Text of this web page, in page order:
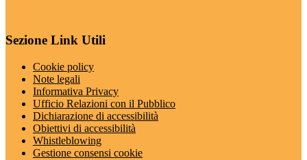
Sezione Link Utili
Cookie policy
Note legali
Informativa Privacy
Ufficio Relazioni con il Pubblico
Dichiarazione di accessibilità
Obiettivi di accessibilità
Whistleblowing
Gestione consensi cookie